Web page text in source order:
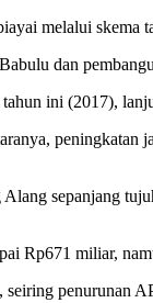
melalui skema
dan
ini (2017),
sepanjang
Rp671 miliar,
penurunan